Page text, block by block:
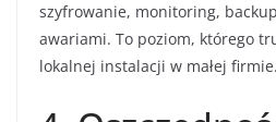
szyfrowanie, monitoring,
awariami. To poziom, którego
lokalnej instalacji w małej firmie.